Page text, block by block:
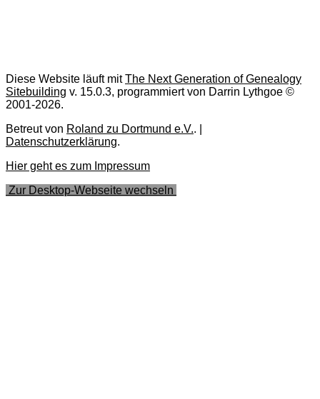
Diese Website läuft mitThe Next Generation of Genealogy
Sitebuilding v. 15.0.3, programmiert von Darrin Lythgoe ©
2001-2026.
Betreut von Roland zu Dortmund e.V.. |
Datenschutzerklärung.
Hier geht es zum Impressum
Zur Desktop-Webseite wechseln